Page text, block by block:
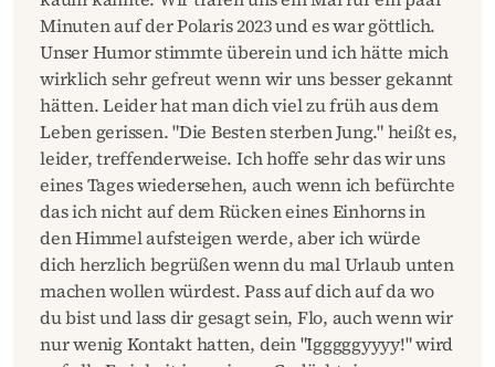
Minuten auf der Polaris 2023 und es war göttlich.
Unser Humor stimmte überein und ich hätte mich
wirklich sehr gefreut wenn wir uns besser gekannt
hätten. Leider hat man dich viel zu früh aus dem
Leben gerissen. "Die Besten sterben Jung." heißt es,
leider, treffenderweise. Ich hoffe sehr das wir uns
eines Tages wiedersehen, auch wenn ich befürchte
das ich nicht auf dem Rücken eines Einhorns in
den Himmel aufsteigen werde, aber ich würde
dich herzlich begrüßen wenn du mal Urlaub unten
machen wollen würdest. Pass auf dich auf da wo
du bist und lass dir gesagt sein, Flo, auch wenn wir
nur wenig Kontakt hatten, dein "Igggggyyyy!" wird